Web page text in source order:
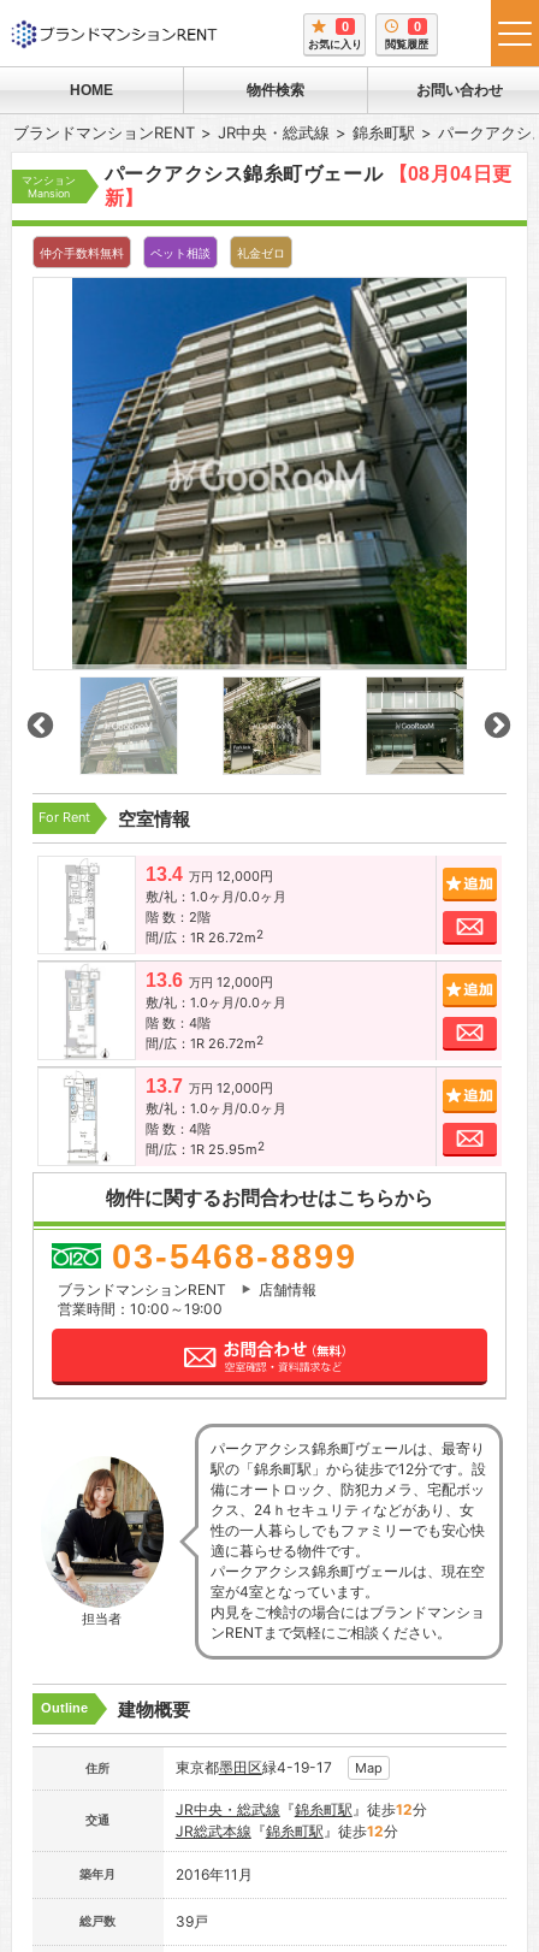
0
お気に入り
0
閲覧履歴
HOME 物件検索 お問い合わせ
ブランドマンションRENT JR中央・総武線 錦糸町駅 パークアクシ
マンション
Mansion
パークアクシス錦糸町ヴェール
【08月04日更
新】
仲介手数料無料 ペット相談 礼金ゼロ
For Rent 空室情報
13.4 万円 12,000円
敷/礼：1.0ヶ月/0.0ヶ月
階 数：2階
間/広：1R 26.72m2
お問
13.6 万円 12,000円
敷/礼：1.0ヶ月/0.0ヶ月
階 数：4階
間/広：1R 26.72m2
お問
13.7 万円 12,000円
敷/礼：1.0ヶ月/0.0ヶ月
階 数：4階
間/広：1R 25.95m2
お問
物件に関するお問合わせはこちらから
03-5468-8899
ブランドマンションRENT
店舗情報
営業時間：10:00～19:00
担当者
パークアクシス錦糸町ヴェールは、最寄り
駅の「錦糸町駅」から徒歩で12分です。設
備にオートロック、防犯カメラ、宅配ボッ
クス、24ｈセキュリティなどがあり、女
性の一人暮らしでもファミリーでも安心快
適に暮らせる物件です。
パークアクシス錦糸町ヴェールは、現在空
室が4室となっています。
内見をご検討の場合にはブランドマンショ
ンRENTまで気軽にご相談ください。
Outline 建物概要
住所 東京都墨田区緑4-19-17 Map
交通
JR中央・総武線 『錦糸町駅』徒歩12分
JR総武本線 『錦糸町駅』徒歩12分
築年月 2016年11月
総戸数 39戸